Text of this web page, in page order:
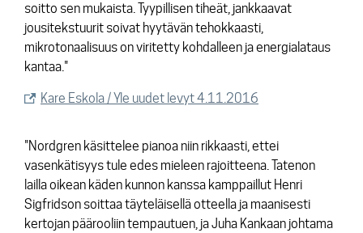
soitto sen mukaista. Tyypillisen tiheät, jankkaavat
jousitekstuurit soivat hyytävän tehokkaasti,
mikrotonaalisuus on viritetty kohdalleen ja energialataus
kantaa."
Kare Eskola / Yle uudet levyt 4.11.2016
"Nordgren käsittelee pianoa niin rikkaasti, ettei
vasenkätisyys tule edes mieleen rajoitteena. Tatenon
lailla oikean käden kunnon kanssa kamppaillut Henri
Sigfridson soittaa täyteläisellä otteella ja maanisesti
kertojan päärooliin tempautuen, ja Juha Kankaan johtama